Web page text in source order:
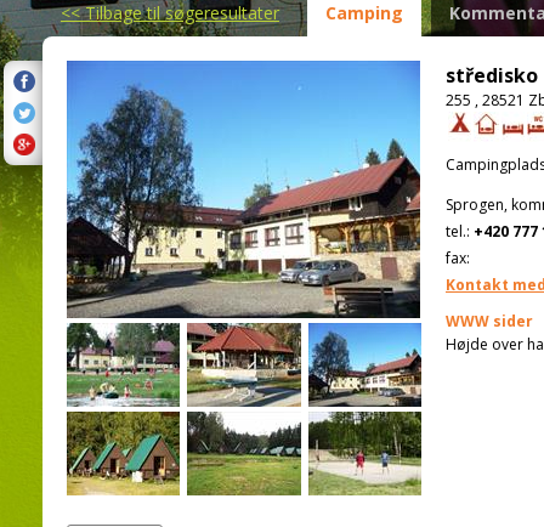
<<Tilbage til søgeresultater Camping
středisko
255 , 28521
Sprogen,
tel.: +420 777
fax:
Kontakt
WWW sider
Højde over